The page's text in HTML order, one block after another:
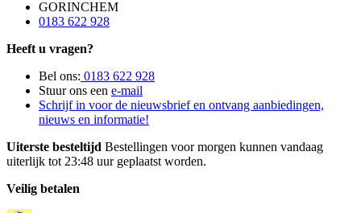
GORINCHEM
0183 622 928
Heeft u vragen?
Bel ons: 0183 622 928
Stuur ons een e-mail
Schrijf in voor de nieuwsbrief en ontvang aanbiedingen,
nieuws en informatie!
Uiterste besteltijd Bestellingen voor morgen kunnen vandaag
uiterlijk tot 23:48 uur geplaatst worden.
Veilig betalen